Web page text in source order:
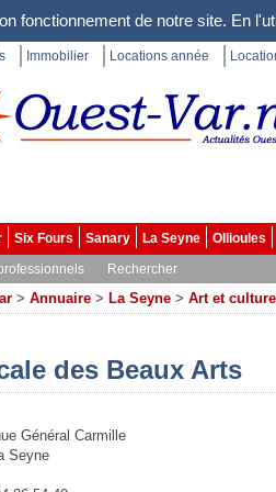
fonctionnement de notre site. En
Immobilier Locations année
Six Fours Sanary La Seyne Ollioules
Rechercher
> Annuaire > La Seyne > Art et culture
des Beaux Arts
Général Carmille
Seyne